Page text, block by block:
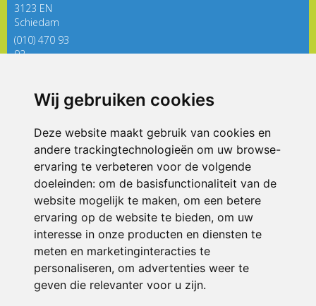
Wij gebruiken cookies
Deze website maakt gebruik van cookies en
andere trackingtechnologieën om uw browse-
ervaring te verbeteren voor de volgende
doeleinden: om de basisfunctionaliteit van de
website mogelijk te maken, om een betere
ervaring op de website te bieden, om uw
interesse in onze producten en diensten te
meten en marketinginteracties te
personaliseren, om advertenties weer te
geven die relevanter voor u zijn.
3123 EN
Schiedam
(010) 470 93
92
ONDERDEEL VAN
© 2026 De Regenboog | Alle rechten voorbehouden
Privacy policy|Disclaimer| Klachtenregeling|RSIN en Anbi
voorkeuren